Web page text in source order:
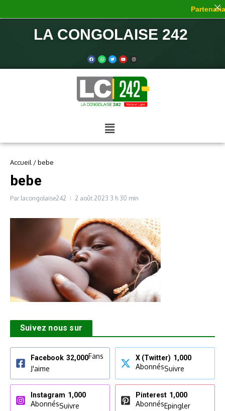
LA CONGOLAISE 242
Accueil /bebe
bebe
Par lacongolaise242 2 août 2023 3 h 30 min
Suivez nous sur
Facebook 32,000Fans
J'aime
X (Twitter) 1,000
AbonnésSuivre
Instagram 1,000
AbonnésSuivre
Pinterest 1,000
AbonnésEpingler